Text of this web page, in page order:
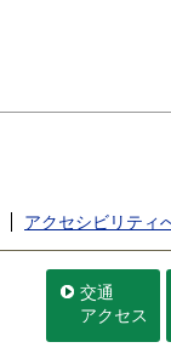
アクセシビリティ
交通
アクセス